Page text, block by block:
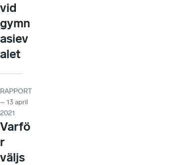
vid
gymn
asiev
alet
RAPPORT
– 13 april
2021
Varfö
r
väljs